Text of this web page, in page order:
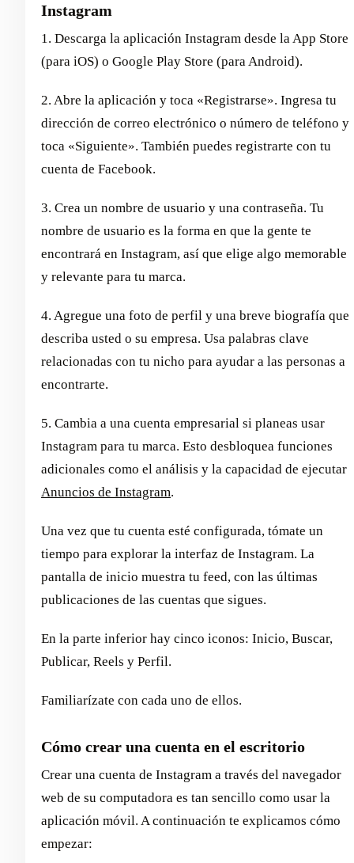
Instagram
1. Descarga la aplicación Instagram desde la App Store
(para iOS) o Google Play Store (para Android).
2. Abre la aplicación y toca «Registrarse». Ingresa tu
dirección de correo electrónico o número de teléfono y
toca «Siguiente». También puedes registrarte con tu
cuenta de Facebook.
3. Crea un nombre de usuario y una contraseña. Tu
nombre de usuario es la forma en que la gente te
encontrará en Instagram, así que elige algo memorable
y relevante para tu marca.
4. Agregue una foto de perfil y una breve biografía que
describa usted o su empresa. Usa palabras clave
relacionadas con tu nicho para ayudar a las personas a
encontrarte.
5. Cambia a una cuenta empresarial si planeas usar
Instagram para tu marca. Esto desbloquea funciones
adicionales como el análisis y la capacidad de ejecutar
Anuncios de Instagram.
Una vez que tu cuenta esté configurada, tómate un
tiempo para explorar la interfaz de Instagram. La
pantalla de inicio muestra tu feed, con las últimas
publicaciones de las cuentas que sigues.
En la parte inferior hay cinco iconos: Inicio, Buscar,
Publicar, Reels y Perfil.
Familiarízate con cada uno de ellos.
Cómo crear una cuenta en el escritorio
Crear una cuenta de Instagram a través del navegador
web de su computadora es tan sencillo como usar la
aplicación móvil. A continuación te explicamos cómo
empezar: